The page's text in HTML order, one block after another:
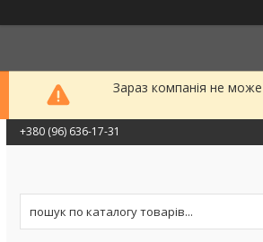
Зараз компанія не
+380 (96) 636-17-31